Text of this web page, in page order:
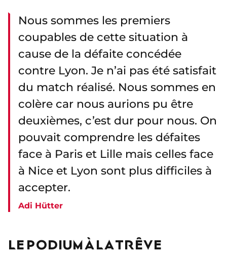
Nous sommes les premiers
coupables de cette situation à
cause de la défaite concédée
contre Lyon. Je n’ai pas été satisfait
du match réalisé. Nous sommes en
colère car nous aurions pu être
deuxièmes, c’est dur pour nous. On
pouvait comprendre les défaites
face à Paris et Lille mais celles face
à Nice et Lyon sont plus difficiles à
accepter.
Adi Hütter
LE PODIUM À LA TRÊVE